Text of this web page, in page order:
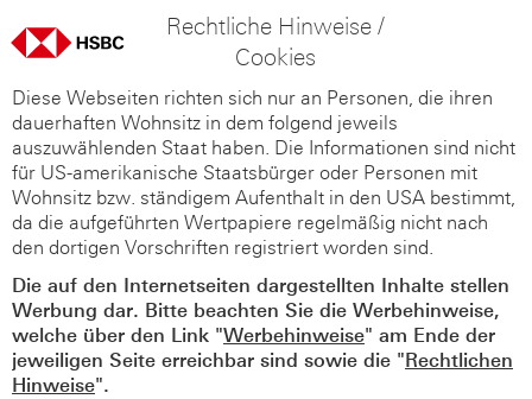
Rechtliche Hinweise /
Cookies
Diese Webseiten richten sich nur an Personen, die ihren
dauerhaften Wohnsitz in dem folgend jeweils
auszuwählenden Staat haben. Die Informationen sind nicht
für US-amerikanische Staatsbürger oder Personen mit
Wohnsitz bzw. ständigem Aufenthalt in den USA bestimmt,
da die aufgeführten Wertpapiere regelmäßig nicht nach
den dortigen Vorschriften registriert worden sind.
Die auf den Internetseiten dargestellten Inhalte stellen
Werbung dar. Bitte beachten Sie die Werbehinweise,
welche über den Link "Werbehinweise" am Ende der
jeweiligen Seite erreichbar sind sowie die "Rechtlichen
Hinweise".